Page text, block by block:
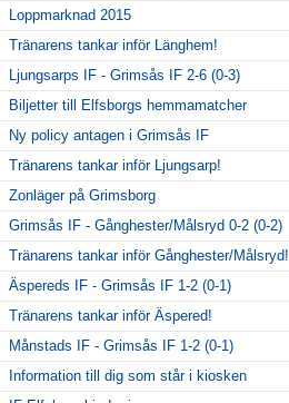
Loppmarknad 2015
Tränarens tankar inför Länghem!
Ljungsarps IF - Grimsås IF 2-6 (0-3)
Biljetter till Elfsborgs hemmamatcher
Ny policy antagen i Grimsås IF
Tränarens tankar inför Ljungsarp!
Zonläger på Grimsborg
Grimsås IF - Gånghester/Målsryd 0-2 (0-2)
Tränarens tankar inför Gånghester/Målsryd!
Äspereds IF - Grimsås IF 1-2 (0-1)
Tränarens tankar inför Äspered!
Månstads IF - Grimsås IF 1-2 (0-1)
Information till dig som står i kiosken